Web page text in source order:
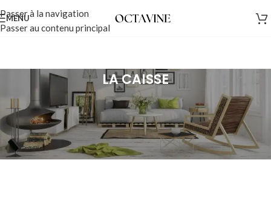
Passer à la navigation
Passer au contenu principal
MENU
LA CAISSE